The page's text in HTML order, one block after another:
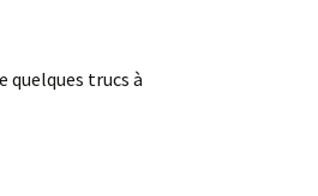
quelques trucs à